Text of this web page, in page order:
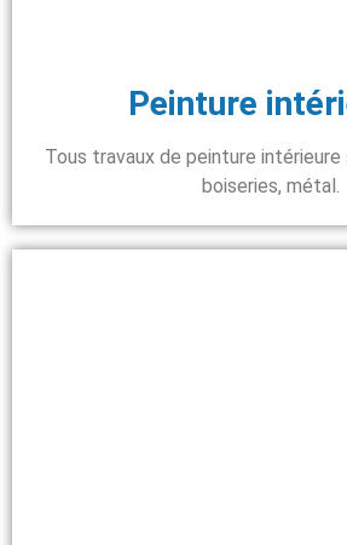
Peinture
Tous travaux de peinture intérieure
boiseries, métal.